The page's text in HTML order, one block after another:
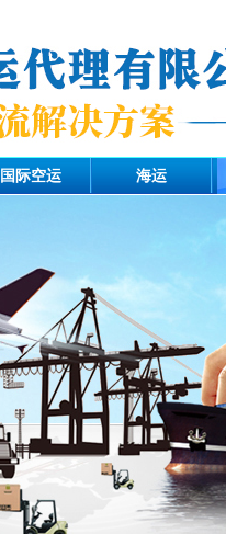
国际空运 海运